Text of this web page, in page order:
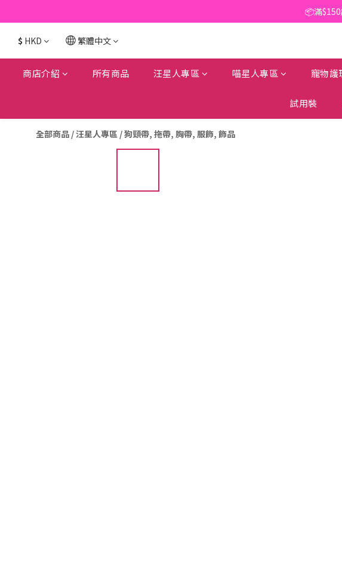
📦滿
📦滿
🥫 罐頭優惠 | 任選
📦滿
$ HKD 繁體中文
商店介紹 所有商品 汪星人專區 喵星人專區 寵物護
試用裝
全部商品 /汪星人專區 /狗頸帶, 拖帶, 胸帶, 服飾, 飾品